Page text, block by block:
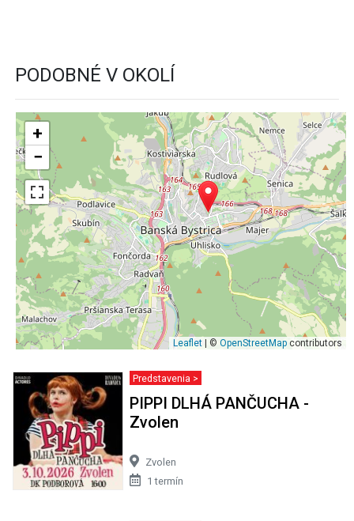
PODOBNÉ V OKOLÍ
+
−
Leaflet | © OpenStreetMap contributors
Predstavenia >
PIPPI DLHÁ PANČUCHA -
Zvolen
Zvolen
1 termín